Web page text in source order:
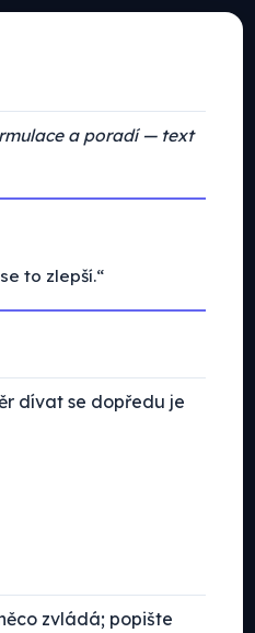
a poradí — text
to zlepší.“
dívat se dopředu je
zvládá; popište